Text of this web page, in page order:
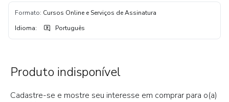
Formato: Cursos Online e Serviços de Assinatura
Idioma: Português
Produto indisponível
Cadastre-se e mostre seu interesse em comprar para o(a)